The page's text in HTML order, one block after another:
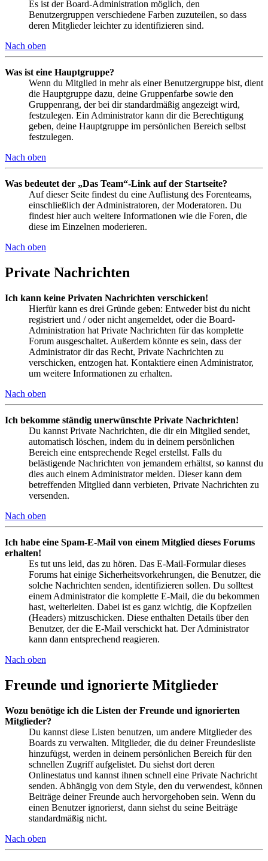
Es ist der Board-Administration möglich, den
Benutzergruppen verschiedene Farben zuzuteilen, so dass
deren Mitglieder leichter zu identifizieren sind.
Nach oben
Was ist eine Hauptgruppe?
Wenn du Mitglied in mehr als einer Benutzergruppe bist, dient
die Hauptgruppe dazu, deine Gruppenfarbe sowie den
Gruppenrang, der bei dir standardmäßig angezeigt wird,
festzulegen. Ein Administrator kann dir die Berechtigung
geben, deine Hauptgruppe im persönlichen Bereich selbst
festzulegen.
Nach oben
Was bedeutet der „Das Team“-Link auf der Startseite?
Auf dieser Seite findest du eine Auflistung des Forenteams,
einschließlich der Administratoren, der Moderatoren. Du
findest hier auch weitere Informationen wie die Foren, die
diese im Einzelnen moderieren.
Nach oben
Private Nachrichten
Ich kann keine Privaten Nachrichten verschicken!
Hierfür kann es drei Gründe geben: Entweder bist du nicht
registriert und / oder nicht angemeldet, oder die Board-
Administration hat Private Nachrichten für das komplette
Forum ausgeschaltet. Außerdem könnte es sein, dass der
Administrator dir das Recht, Private Nachrichten zu
verschicken, entzogen hat. Kontaktiere einen Administrator,
um weitere Informationen zu erhalten.
Nach oben
Ich bekomme ständig unerwünschte Private Nachrichten!
Du kannst Private Nachrichten, die dir ein Mitglied sendet,
automatisch löschen, indem du in deinem persönlichen
Bereich eine entsprechende Regel erstellst. Falls du
belästigende Nachrichten von jemandem erhältst, so kannst du
dies auch einem Administrator melden. Dieser kann dem
betreffenden Mitglied dann verbieten, Private Nachrichten zu
versenden.
Nach oben
Ich habe eine Spam-E-Mail von einem Mitglied dieses Forums
erhalten!
Es tut uns leid, das zu hören. Das E-Mail-Formular dieses
Forums hat einige Sicherheitsvorkehrungen, die Benutzer, die
solche Nachrichten senden, identifizieren sollen. Du solltest
einem Administrator die komplette E-Mail, die du bekommen
hast, weiterleiten. Dabei ist es ganz wichtig, die Kopfzeilen
(Headers) mitzuschicken. Diese enthalten Details über den
Benutzer, der die E-Mail verschickt hat. Der Administrator
kann dann entsprechend reagieren.
Nach oben
Freunde und ignorierte Mitglieder
Wozu benötige ich die Listen der Freunde und ignorierten
Mitglieder?
Du kannst diese Listen benutzen, um andere Mitglieder des
Boards zu verwalten. Mitglieder, die du deiner Freundesliste
hinzufügst, werden in deinem persönlichen Bereich für den
schnellen Zugriff aufgelistet. Du siehst dort deren
Onlinestatus und kannst ihnen schnell eine Private Nachricht
senden. Abhängig von dem Style, den du verwendest, können
Beiträge deiner Freunde auch hervorgehoben sein. Wenn du
einen Benutzer ignorierst, dann siehst du seine Beiträge
standardmäßig nicht.
Nach oben